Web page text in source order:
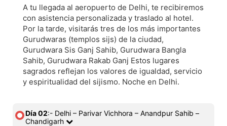
A tu llegada al aeropuerto de Delhi, te recibiremos
con asistencia personalizada y traslado al hotel.
Por la tarde, visitarás tres de los más importantes
Gurudwaras (templos sijs) de la ciudad,
Gurudwara Sis Ganj Sahib, Gurudwara Bangla
Sahib, Gurudwara Rakab Ganj Estos lugares
sagrados reflejan los valores de igualdad, servicio
y espiritualidad del sijismo. Noche en Delhi.
Día 02:- Delhi – Parivar Vichhora – Anandpur Sahib –
Chandigarh